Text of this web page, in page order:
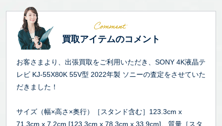
買取アイテムのコメント
お客さまより、出張買取をご利用いただき、SONY 4K液晶テ
レビ KJ-55X80K 55V型 2022年製 ソニーの査定をさせていた
だきました！
サイズ（幅×高さ×奥行）［スタンド含む］123.3cm x
71.3cm x 7.2cm [123.3cm x 78.3cm x 33.9cm]、質量［スタ